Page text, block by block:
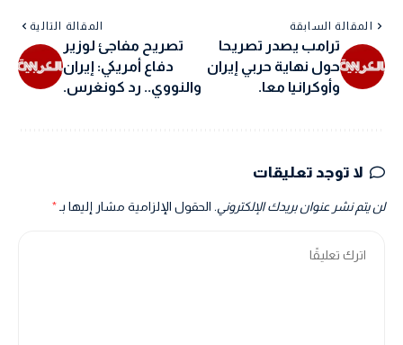
المقالة السابقة
ترامب يصدر تصريحا
حول نهاية حربي إيران
وأوكرانيا معا.
المقالة التالية
تصريح مفاجئ لوزير
دفاع أمريكي: إيران
والنووي.. رد كونغرس.
لا توجد تعليقات
لن يتم نشر عنوان بريدك الإلكتروني. الحقول الإلزامية مشار إليها بـ*